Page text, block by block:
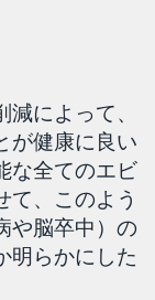
によって、
が健康に良い
な全てのエビ
て、このよう
や脳卒中）の
明らかにした